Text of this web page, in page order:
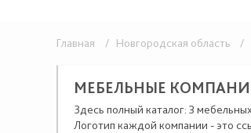
Главная / Новгородская область /
МЕБЕЛЬНЫЕ
Здесь полный каталог: 3
Логотип каждой компании - это